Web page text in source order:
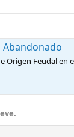
Abandonado
Origen Feudal en